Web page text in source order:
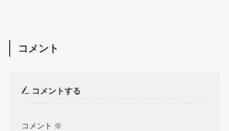
コメント
コメントする
コメント ※